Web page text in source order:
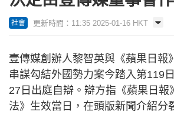
社會 更新時間：11:35 2025-01-16 HKT
壹傳媒創辦人黎智英與《蘋果日報
串謀勾結外國勢力案今踏入第119
27日出庭自辯。辯方指《蘋果日報
法》生效當日，在頭版新聞介紹分